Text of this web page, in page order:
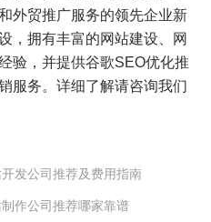
外贸推广服务的领先企业新
，拥有丰富的网站建设、网
验，并提供谷歌SEO优化推
服务。详细了解请咨询我们
发公司推荐及费用指南
作公司推荐哪家靠谱